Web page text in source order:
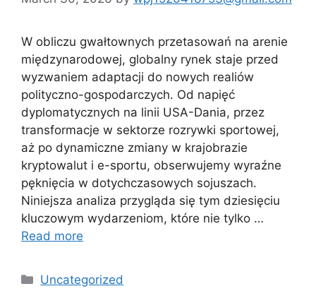
W obliczu gwałtownych przetasowań na arenie
międzynarodowej, globalny rynek staje przed
wyzwaniem adaptacji do nowych realiów
polityczno-gospodarczych. Od napięć
dyplomatycznych na linii USA-Dania, przez
transformacje w sektorze rozrywki sportowej,
aż po dynamiczne zmiany w krajobrazie
kryptowalut i e-sportu, obserwujemy wyraźne
pęknięcia w dotychczasowych sojuszach.
Niniejsza analiza przygląda się tym dziesięciu
kluczowym wydarzeniom, które nie tylko …
Read more
Categories
Uncategorized